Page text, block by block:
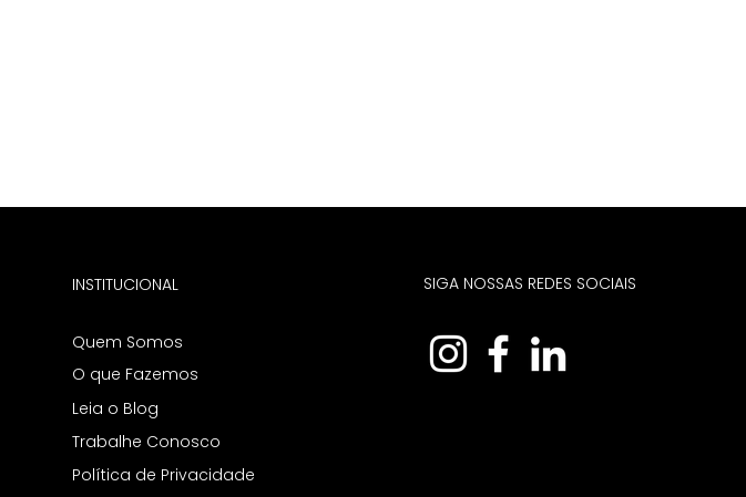
INSTITUCIONAL
Quem Somos
O que Fazemos
Leia o Blog
Trabalhe Conosco
Política de Privacidade
SIGA NOSSAS REDES SOCIAIS